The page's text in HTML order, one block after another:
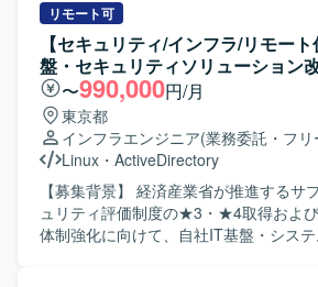
SRX、MDTなどの実務経験を積むこと
ニアとしてのスキルを幅広く高めていただ
環境】 Cisco Catalyst、Juniper SRX、
Linux、MDTを用いたネットワークおよ
行います。
アカウントでのCI/CDの構築、各サービ
リティ要件への対応、本番環境上での
などを行っていただきます。 【求める人物像】 リモート環
境下でも他者との意思疎通を柔軟かつ
めております。ビジネス側や他エンジニ
ションをとりながら、要求に対して実装
い情報を非エンジニアからヒアリングし
進められる方が望ましいです。また、ビ
設計の中から要件を汲み取り、実現ま
的に描くことができる方を歓迎いたします。 【ポ
の魅力】 新規事業開発室における海外
リモート可
【セキュリティ/インフラ/リモー
盤・セキュリティソリューション
〜990,000円/月
東京都
インフラエンジニア(業務委託・フ
Linux ・ ActiveDirectory
【募集背景】 経済産業省が推進するサ
ュリティ評価制度の★3・★4取得およ
体制強化に向けて、自社IT基盤・シス